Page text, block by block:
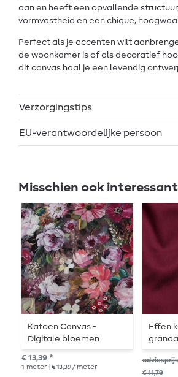
aan en heeft een opvallende
vormvastheid en een chique,
Perfect als je accenten wilt
de woonkamer is of als decoratief
dit canvas haal je een levendig
Verzorgingstips
EU-verantwoordelijke persoon
Misschien ook interessant
Katoen Canvas -
Digitale bloemen
beschilderd Mauve
€ 13,39 *
1 meter | € 13,39 / meter
Effen
adviesprijs
€ 11,79